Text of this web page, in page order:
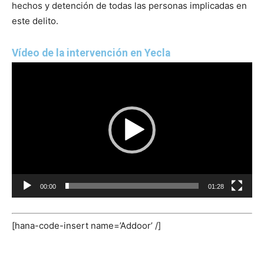
hechos y detención de todas las personas implicadas en
este delito.
Vídeo de la intervención en Yecla
c
r
00:00 01:28
[hana-code-insert name=’Addoor’ /]